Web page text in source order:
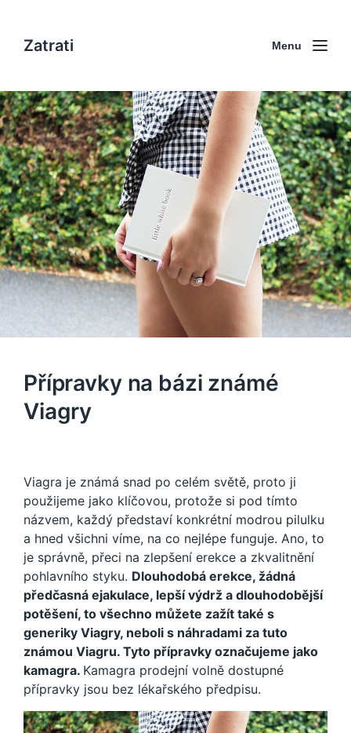
Zatrati Menu
Přípravky na bázi známé
Viagry
Viagra je známá snad po celém světě, proto ji
použijeme jako klíčovou, protože si pod tímto
názvem, každý představí konkrétní modrou pilulku
a hned všichni víme, na co nejlépe funguje. Ano, to
je správně, přeci na zlepšení erekce a zkvalitnění
pohlavního styku. Dlouhodobá erekce, žádná
předčasná ejakulace, lepší výdrž a dlouhodobější
potěšení, to všechno můžete zažít také s
generiky Viagry, neboli s náhradami za tuto
známou Viagru. Tyto přípravky označujeme jako
kamagra. Kamagra prodejní volně dostupné
přípravky jsou bez lékařského předpisu.